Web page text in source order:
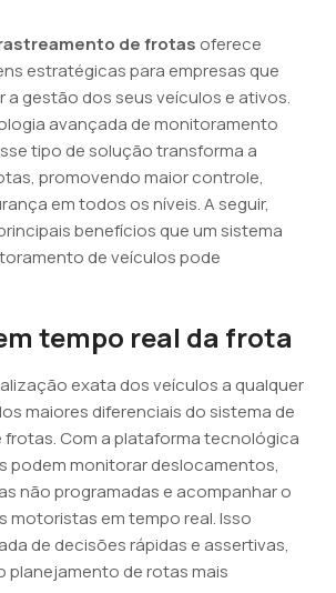
de frotas oferece
estratégicas para empresas que
a gestão dos seus veículos e ativos.
avançada de monitoramento
tipo de solução transforma a
promovendo maior controle,
em todos os níveis. A seguir,
benefícios que um sistema
de veículos pode
tempo real da frota
exata dos veículos a qualquer
maiores diferenciais do sistema de
Com a plataforma tecnológica
podem monitorar deslocamentos,
não programadas e acompanhar o
motoristas em tempo real. Isso
de decisões rápidas e assertivas,
planejamento de rotas mais